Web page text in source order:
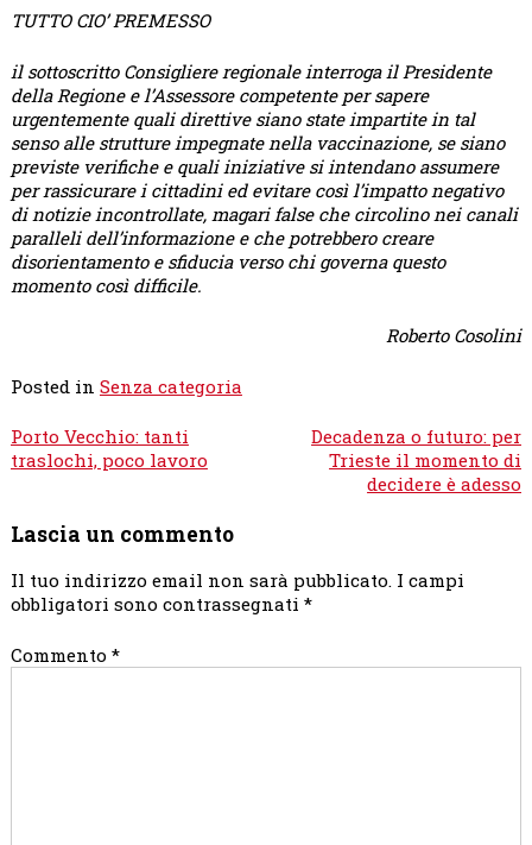
TUTTO CIO’ PREMESSO
il sottoscritto Consigliere regionale interroga il Presidente
della Regione e l’Assessore competente per sapere
urgentemente quali direttive siano state impartite in tal
senso alle strutture impegnate nella vaccinazione, se siano
previste verifiche e quali iniziative si intendano assumere
per rassicurare i cittadini ed evitare così l’impatto negativo
di notizie incontrollate, magari false che circolino nei canali
paralleli dell’informazione e che potrebbero creare
disorientamento e sfiducia verso chi governa questo
momento così difficile.
Roberto Cosolini
Posted in Senza categoria
Navigazione
articoli
Porto Vecchio: tanti
traslochi, poco lavoro
Decadenza o futuro: per
Trieste il momento di
decidere è adesso
Lascia un commento
Il tuo indirizzo email non sarà pubblicato. I campi
obbligatori sono contrassegnati *
Commento *